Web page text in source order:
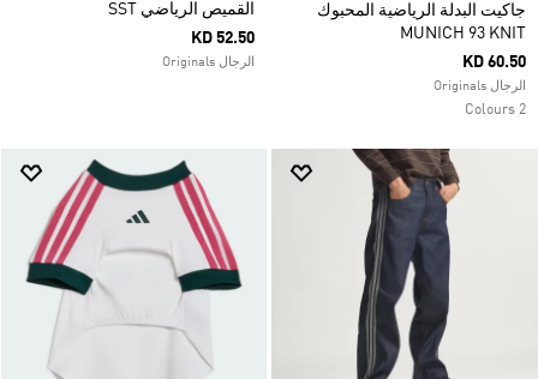
جاكيت البدلة الرياضية المحبوك
MUNICH 93 KNIT
KD 60.50
الرجال Originals
2 Colours
القميص الرياضي SST
KD 52.50
الرجال Originals